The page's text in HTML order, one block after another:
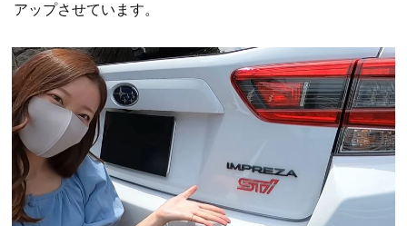
アップさせています。